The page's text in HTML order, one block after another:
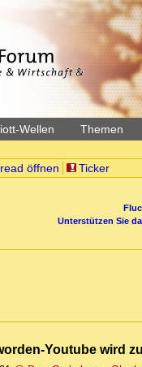
Wellen Themen
öffnen Ticker
Unterstützen Sie
Youtube wird